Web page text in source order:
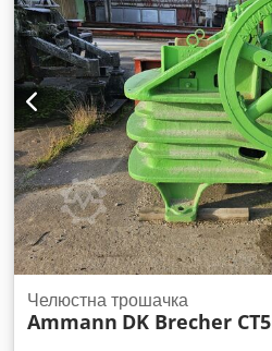
Челюстна трошачка
Ammann DK Brecher CT5